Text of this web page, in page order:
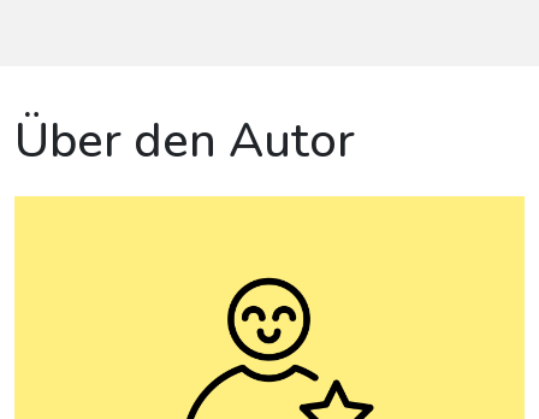
Über den Autor